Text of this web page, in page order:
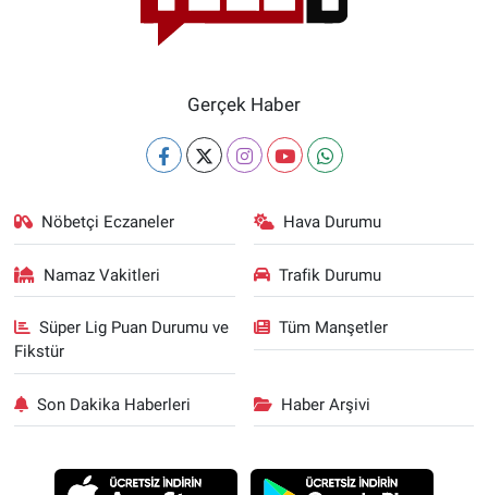
Gerçek Haber
Nöbetçi Eczaneler Hava Durumu
Namaz Vakitleri Trafik Durumu
Süper Lig Puan Durumu ve
Fikstür
Tüm Manşetler
Son Dakika Haberleri Haber Arşivi